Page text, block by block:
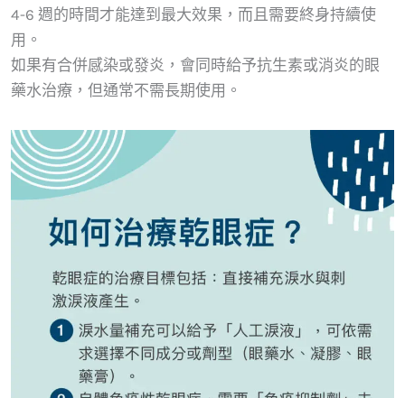
4-6 週的時間才能達到最大效果，而且需要終身持續使
用。
如果有合併感染或發炎，會同時給予抗生素或消炎的眼
藥水治療，但通常不需長期使用。